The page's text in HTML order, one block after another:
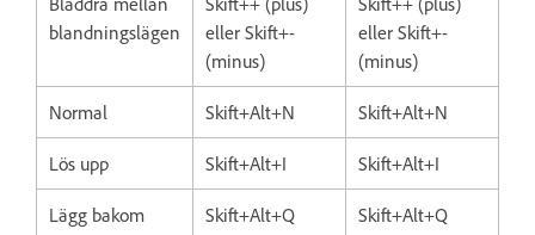
blandningslägen
eller Skift+-
(minus)
eller Skift+-
(minus)
Normal Skift+Alt+N Skift+Alt+N
Lös upp Skift+Alt+I Skift+Alt+I
Lägg bakom Skift+Alt+Q Skift+Alt+Q